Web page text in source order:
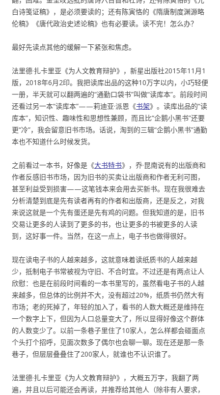
白诗笺证稿》，是必须要读的；还有陈寅恪的《隋唐制度渊源略
伦稿》《唐代政治史述论稿》也有必要读。读不完！怎么办？
最好先读点其他的缓解一下紧张和焦虑。
法里德·扎卡里亚《为人文教育辩护》，新星出版社2015年11月1
版，2018年6月2印。我把读库出品的这种10万字以内，小巧轻便
一册，半天就可以翻两遍的“通勤口袋书”叫做“读库本”。前段时间
还看过另一本“读库本”——莉迪亚·派恩《书架》。读库出品的“读
库本”，知识性、趣味性和思想性兼顾，而且比“企鹅小黑书”还要
更“冷”，我会留意旧书市场。话说，淘到的三辑“企鹅小黑书”通勤
本也不知道什么时候发货。
之前看过一本书，好像是《大书特书》，乔·昆南说有的出版商和
作者反感旧书市场，因为旧书的买卖让出版商和作者无利可图，
甚至利益受到损害——这笔钱本来会用去买新书。现在我很难去
分析清楚到底是先有读者再有的作者和出版商，还是反之，对我
来说这就是一个先有蛋还是先有鸡的问题。但我知道的是，旧书
交易让更多的人读到了更多的书，也让更多的书被更多的人读
到，这好事一件。当然，在这一点上，电子书也做得很好。
现在读电子书的人越来越多，这就意味着读纸质书的人越来越
少，抵制电子书常被视为守旧、不合时宜。不过还是有两点让人
欣慰：也是在前段时间看的一本书里写的，虽然看电子书的人越
来越多，但总体的比例并不大，没有超过20%，纸质书仍然大有
市场；老的死掉了，年轻的加入了，看书的人数大概还是维持在
一个数字上下，但因为人口总量变大了，所以显得好像这个群体
的人数变少了。以前一条巷子里住了10家人，怎么样都会碰面点
个头打个招呼，见面次数多了偶尔也会聊一聊。现在还是那一条
巷子，但层层叠叠住了200家人，就谁也不认识谁了。
法里德·扎卡里亚《为人文教育辩护》，大概五万字，我翻了两
遍，并且以后可能还会再读，并推荐给其他人（除非有人要求，